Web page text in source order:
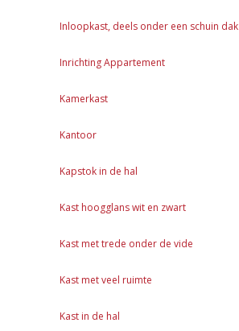
Inloopkast, deels onder een schuin dak
Inrichting Appartement
Kamerkast
Kantoor
Kapstok in de hal
Kast hoogglans wit en zwart
Kast met trede onder de vide
Kast met veel ruimte
Kast in de hal